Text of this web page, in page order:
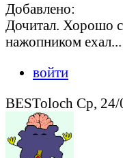
Добавлено:
Дочитал. Хорошо
нажопником ехал...
войти
BESToloch Ср,